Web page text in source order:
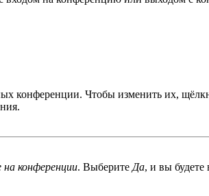
конференции. Чтобы изменить их,
конференции. Выберите Да, и вы будете